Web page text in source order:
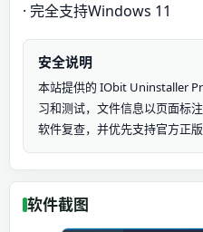
· 完全支持Windows 11
安全说明
本站提供的 IObit Uninstaller
习和测试，文件信息以页面标
软件复查，并优先支持官方正版
软件截图